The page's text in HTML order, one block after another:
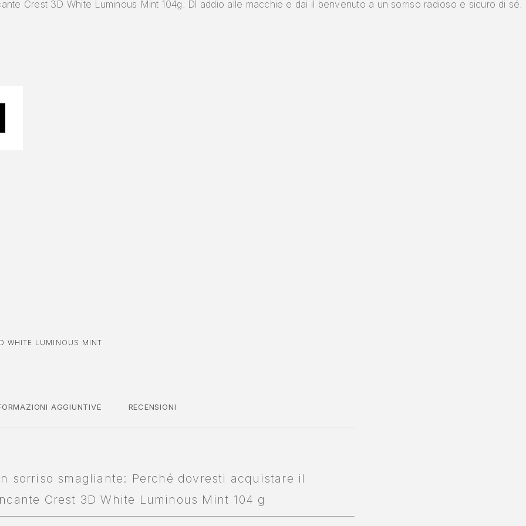
Crest 3D White Luminous Mint 104g. Dì addio alle macchie e dai il benvenuto a un sorriso radioso e sicuro di sé.
WHITE LUMINOUS MINT
AGGIUNTIVE RECENSIONI
sorriso smagliante: Perché dovresti acquistare il
Crest 3D White Luminous Mint 104 g